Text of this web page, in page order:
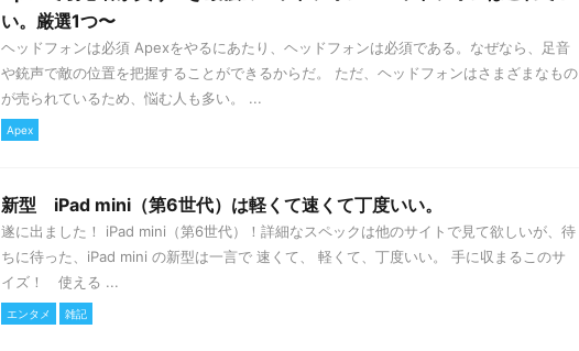
い。厳選1つ〜
ヘッドフォンは必須 Apexをやるにあたり、ヘッドフォンは必須である。なぜなら、足音
や銃声で敵の位置を把握することができるからだ。 ただ、ヘッドフォンはさまざまなもの
が売られているため、悩む人も多い。 ...
Apex
新型 iPad mini（第6世代）は軽くて速くて丁度いい。
遂に出ました！ iPad mini（第6世代）！詳細なスペックは他のサイトで見て欲しいが、待
ちに待った、iPad mini の新型は一言で 速くて、 軽くて、丁度いい。 手に収まるこのサ
イズ！ 使える ...
エンタメ 雑記